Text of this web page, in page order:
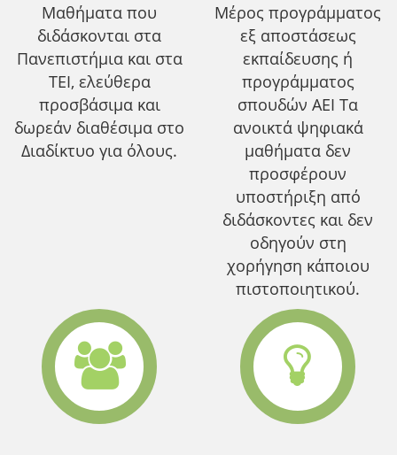
Μαθήματα που
διδάσκονται στα
Πανεπιστήμια και στα
ΤΕΙ, ελεύθερα
προσβάσιμα και
δωρεάν διαθέσιμα στο
Διαδίκτυο για όλους.
Μέρος προγράμματος
εξ αποστάσεως
εκπαίδευσης ή
προγράμματος
σπουδών ΑΕΙ Τα
ανοικτά ψηφιακά
μαθήματα δεν
προσφέρουν
υποστήριξη από
διδάσκοντες και δεν
οδηγούν στη
χορήγηση κάποιου
πιστοποιητικού.